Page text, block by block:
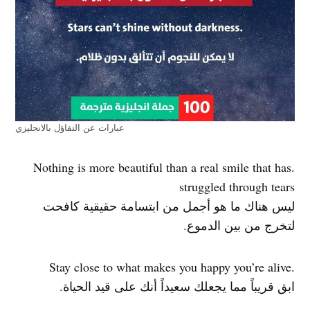
عبارات عن التفاؤل بالانجليزي
.Nothing is more beautiful than a real smile that has
struggled through tears
ليس هناك ما هو أجمل من ابتسامة حقيقية كافحت
لتخرج من بين الدموع.
.Stay close to what makes you happy you’re alive
ابق قريباً مما يجعلك سعيداً أنك على قيد الحياة.